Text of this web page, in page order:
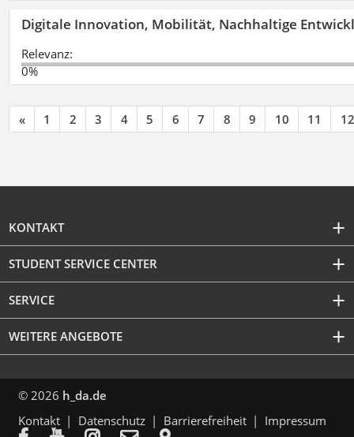
Digitale Innovation, Mobilität, Nachhaltige
Relevanz:
0%
« 1 2 3 4 5 6 7 8 9 10 11 12
KONTAKT
STUDENT SERVICE CENTER
SERVICE
WEITERE ANGEBOTE
© 2026 h_da.de
Kontakt
Datenschutz Barrierefreiheit Impressum